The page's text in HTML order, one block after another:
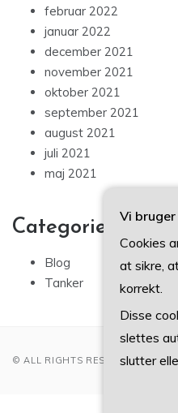
februar 2022
januar 2022
december 2021
november 2021
oktober 2021
september 2021
august 2021
juli 2021
maj 2021
Categories
Blog
Tanker
© ALL RIGHTS RESERVED 2022
Vi
Cookies
at sikre,
korrekt.
Disse
slettes
slutter